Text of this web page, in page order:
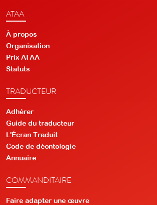
ATAA
À propos
Organisation
Prix ATAA
Statuts
TRADUCTEUR
Adhérer
Guide du traducteur
L'Écran Traduit
Code de déontologie
Annuaire
COMMANDITAIRE
Faire adapter une œuvre